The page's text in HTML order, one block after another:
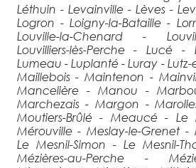
Léthuin - Levainville - Lèves -
Logron - Loigny-la-Bataille -
Louville-la-Chenard -
Louvilliers-lès-Perche - Lucé
Lumeau - Luplanté - Luray -
Maillebois - Maintenon -
Mancelière - Manou -
Marchezais - Margon -
Moutiers-Brûlé - Meaucé -
Mérouville - Meslay-le-Grenet -
Le Mesnil-Simon - Le Mesnil-
Mézières-au-Perche -